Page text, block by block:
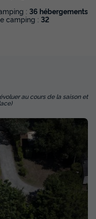
Cottage des
- TV
Chambres
3 1
Réfrigérateur
: 36 hébergements
camping : 32
au cours de la saison et